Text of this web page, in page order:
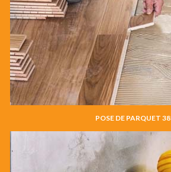
POSE DE PARQUET 38